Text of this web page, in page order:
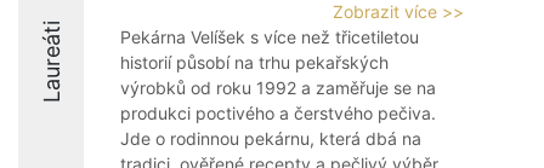
Laureáti
Zobrazit více >>
Pekárna Velíšek s více než třicetiletou
historií působí na trhu pekařských
výrobků od roku 1992 a zaměřuje se na
produkci poctivého a čerstvého pečiva.
Jde o rodinnou pekárnu, která dbá na
tradici, ověřené recepty a pečlivý výběr